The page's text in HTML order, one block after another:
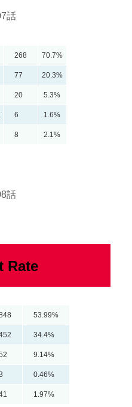
話
268 70.7%
77 20.3%
20 5.3%
6 1.6%
8 2.1%
話
Rate
53.99%
34.4%
9.14%
0.46%
1.97%